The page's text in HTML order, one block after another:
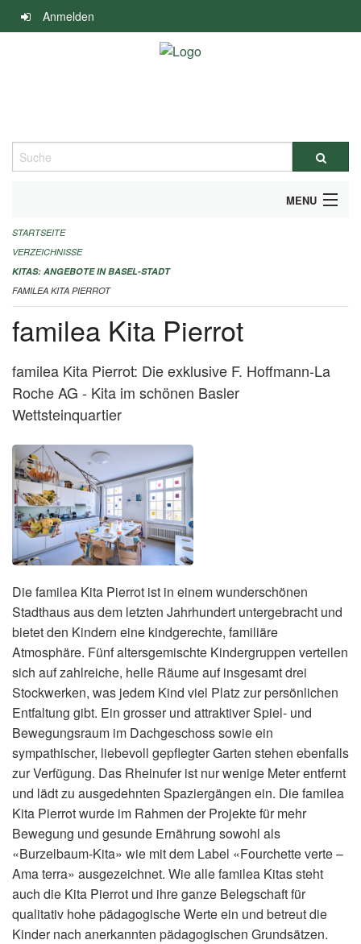
Navigation
überspringen
Anmelden
Suche
MENU
ALLGEMEINE INFORMATIONEN
IMPRESSUM
STARTSEITE
VERZEICHNISSE
KITAS: ANGEBOTE IN BASEL-STADT
FAMILEA KITA PIERROT
familea Kita Pierrot
familea Kita Pierrot: Die exklusive F. Hoffmann-La
Roche AG - Kita im schönen Basler
Wettsteinquartier
Die familea Kita Pierrot ist in einem wunderschönen
Stadthaus aus dem letzten Jahrhundert untergebracht und
bietet den Kindern eine kindgerechte, familiäre
Atmosphäre. Fünf altersgemischte Kindergruppen verteilen
sich auf zahlreiche, helle Räume auf insgesamt drei
Stockwerken, was jedem Kind viel Platz zur persönlichen
Entfaltung gibt. Ein grosser und attraktiver Spiel- und
Bewegungsraum im Dachgeschoss sowie ein
sympathischer, liebevoll gepflegter Garten stehen ebenfalls
zur Verfügung. Das Rheinufer ist nur wenige Meter entfernt
und lädt zu ausgedehnten Spaziergängen ein. Die familea
Kita Pierrot wurde im Rahmen der Projekte für mehr
Bewegung und gesunde Ernährung sowohl als
«Burzelbaum-Kita» wie mit dem Label «Fourchette verte –
Ama terra» ausgezeichnet. Wie alle familea Kitas steht
auch die Kita Pierrot und ihre ganze Belegschaft für
qualitativ hohe pädagogische Werte ein und betreut die
Kinder nach anerkannten pädagogischen Grundsätzen.